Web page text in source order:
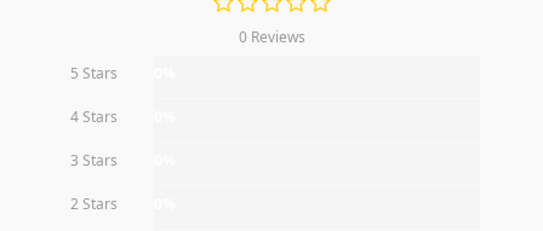
0 Reviews
5 Stars
4 Stars
3 Stars
2 Stars